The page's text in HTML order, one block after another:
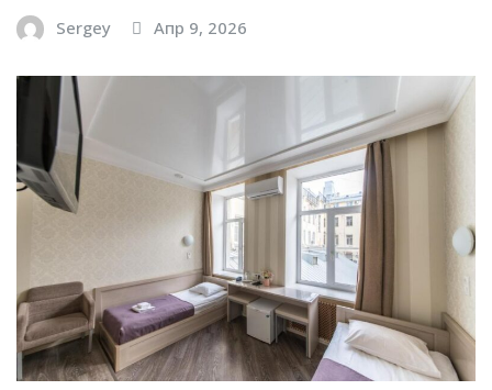
Sergey Апр 9, 2026